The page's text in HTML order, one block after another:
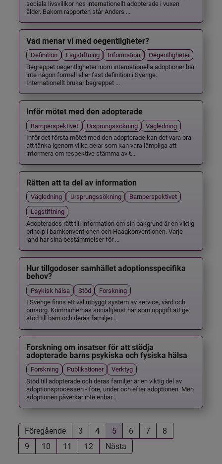
sociala livsvillkor hos internationellt adopterade i vuxen
ålder. Bakom rapporten står Anders ...
Vad menar vi med oegentligheter?
Definition Lagstiftning Information
Oegentligheter
Begreppet oegentligheter inom internationella adoptioner har
inte någon formell eller fast definition i Sverige.
Internationellt brukar begreppet ...
Inför mötet med den adopterade
Barnperspektivet Ursprungssökning
Vägledning
Inför det första mötet med den adopterade kan det vara bra
att tänka igenom vilka delar som kan vara lämpliga att
informera om respektive stämma av t...
Rätten att ta del av information
Vägledning Ursprungssökning
Barnperspektivet
Lagstiftning
Adopterades rätt till information om sin bakgrund är en viktig
princip i barnkonventionen och Haagkonventionen. Varje
land har sina bestämmelser för ...
Hur tillgodoser samhället adoptionsspecifika
behov?
Psykisk hälsa Stöd
Forskning
I Sverige finns ett väl utbyggt system av service, vård och
omsorg. Kommunernas socialtjänst har som uppgift att ge
stöd till barn och deras familjer...
Forskning om insatser för att stödja
adopterade barns psykiska och fysiska hälsa
Forskning Publikationer
Verktyg
Stöd till adopterade och deras familjer är en viktig del av
adoptionsprocessen - före, under och efter adoptionen. Men
adoptionen påverkar inte enbar...
Föregående 3 4 5 6 7
8
9
10 11 12 Nästa